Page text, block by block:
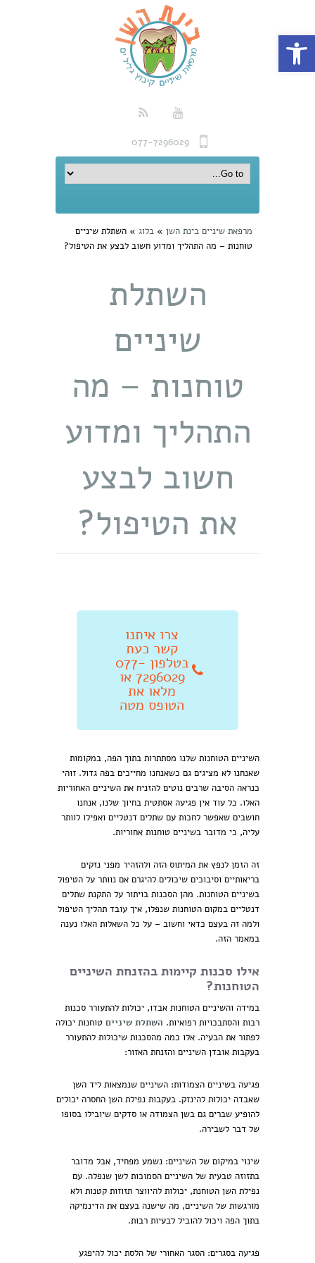
פתח סרגל נגישות
077-7296029
מרפאת שיניים בינת השן » בלוג » השתלת שיניים
טוחנות – מה התהליך ומדוע חשוב לבצע את הטיפול?
השתלת
שיניים
טוחנות – מה
התהליך ומדוע
חשוב לבצע
את הטיפול?
צרו איתנו
קשר כעת
בטלפון 077-
7296029 או
מלאו את
הטופס מטה
השיניים הטוחנות שלנו מסתתרות בתוך הפה, במקומות
שאנחנו לא מציגים גם כשאנחנו מחייכים בפה גדול. זוהי
כנראה הסיבה שרבים נוטים להזניח את השיניים האחוריות
האלו. כל עוד אין פגיעה אסתטית בחיוך שלנו, אנחנו
חושבים שאפשר לחכות עם שתלים דנטליים ואפילו לוותר
עליה, כי מדובר בשיניים טוחנות אחוריות.
זה הזמן לנפץ את המיתוס הזה ולהזהיר מפני נזקים
בריאותיים וסיבוכים שיכולים להיגרם אם נוותר על הטיפול
בשיניים הטוחנות. מהן הסכנות בויתור על התקנת שתלים
דנטליים במקום הטוחנות שנפלו, איך עובד תהליך הטיפול
ולמה זה בעצם כדאי וחשוב – על כל השאלות האלו נענה
במאמר הזה.
אילו סכנות קיימות בהזנחת השיניים
הטוחנות?
במידה והשיניים הטוחנות אבדו, יכולות להתעורר סכנות
רבות והסתבכויות רפואיות. השתלת שיניים טוחנות יכולה
לפתור את הבעיה. אלו כמה מהסכנות שיכולות להתעורר
בעקבות אובדן השיניים והזנחת האזור:
פגיעה בשיניים הצמודות: השיניים שנמצאות ליד השן
שאבדה יכולות להינזק. בעקבות נפילת השן החסרה יכולים
להופיע שברים גם בשן הצמודה או סדקים שיובילו בסופו
של דבר לשבירה.
שינוי במיקום של השיניים: נשמע מפחיד, אבל מדובר
בתזוזה טבעית של השיניים הסמוכות לשן שנפלה. עם
נפילת השן הטוחנת, יכולות להיווצר תזוזות קטנות ולא
מורגשות של השיניים, מה שישנה בעצם את הדינמיקה
בתוך הפה ויכול להוביל לבעיות רבות.
פגיעה בסגרים: הסגר האחורי של הלסת יכול להיפגע